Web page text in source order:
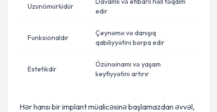
Uzunömürlüdür
edir
Funksionaldır
Çeynəmə və danışıq
qabiliyyətini bərpa edir
Estetikdir
Özünəinamı və yaşam
keyfiyyətini artırır
Hər hansı bir implant müalicəsinə başlamazdan əvvəl,